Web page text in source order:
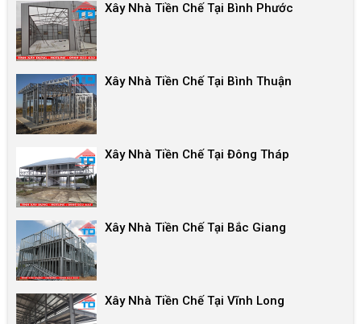
Xây Nhà Tiền Chế Tại Bình Phước
Xây Nhà Tiền Chế Tại Bình Thuận
Xây Nhà Tiền Chế Tại Đông Tháp
Xây Nhà Tiền Chế Tại Bắc Giang
Xây Nhà Tiền Chế Tại Vĩnh Long